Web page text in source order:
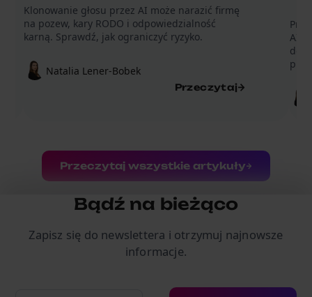
Klonowanie głosu przez AI może narazić firmę
na pozew, kary RODO i odpowiedzialność
karną. Sprawdź, jak ograniczyć ryzyko.
Natalia Lener-Bobek
Przeczytaj
AI
Przeczytaj wszystkie artykuły
Bądź na bieżąco
Zapisz się do newslettera i otrzymuj najnowsze
informacje.